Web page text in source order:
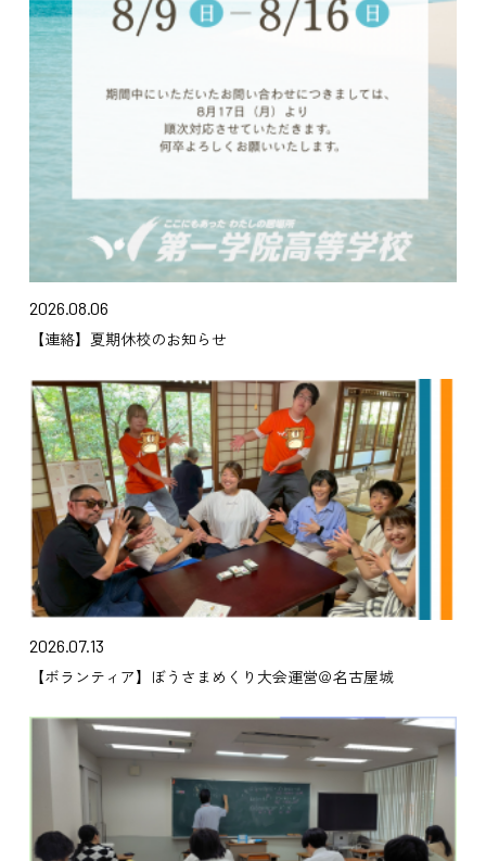
2026.08.06
【連絡】夏期休校のお知らせ
2026.07.13
【ボランティア】ぼうさまめくり大会運営＠名古屋城